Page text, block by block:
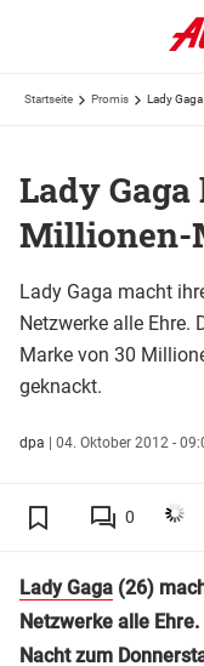
Startseite Promis Lady
Lady
Millionen-
Lady Gaga macht
Netzwerke alle Ehre.
Marke von 30
geknackt.
dpa | 04. Oktober 2012 -
0
Lady Gaga (26)
Netzwerke alle
Nacht zum